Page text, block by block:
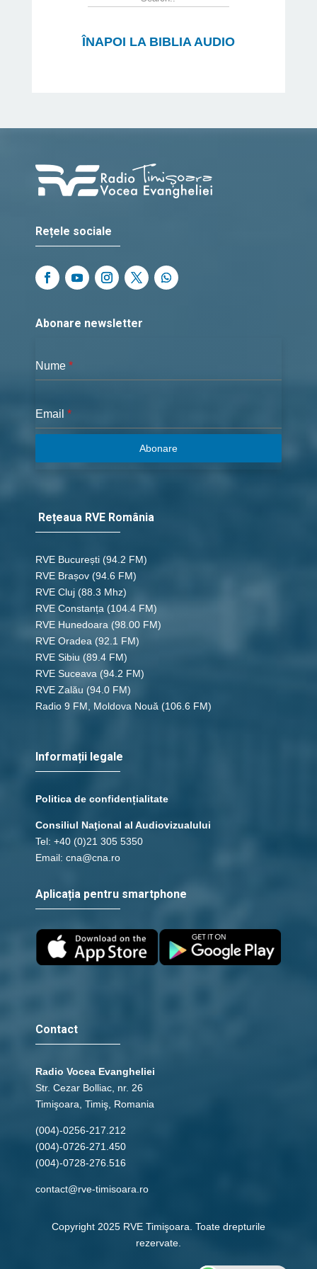
ÎNAPOI LA BIBLIA AUDIO
Rețele sociale
Abonare newsletter
Nume *
Email *
Abonare
Rețeaua RVE România
RVE București (94.2 FM)
RVE Brașov (94.6 FM)
RVE Cluj (88.3 Mhz)
RVE Constanța (104.4 FM)
RVE Hunedoara (98.00 FM)
RVE Oradea (92.1 FM)
RVE Sibiu (89.4 FM)
RVE Suceava (94.2 FM)
RVE Zalău (94.0 FM)
Radio 9 FM, Moldova Nouă (106.6 FM)
Informații legale
Politica de confidențialitate
Consiliul Naţional al Audiovizualului
Tel: +40 (0)21 305 5350
Email: cna@cna.ro
Aplicația pentru smartphone
Contact
Radio Vocea Evangheliei
Str. Cezar Bolliac, nr. 26
Timişoara, Timiş, Romania
(004)-0256-217.212
(004)-0726-271.450
(004)-0728-276.516
contact@rve-timisoara.ro
Copyright 2025 RVE Timişoara. Toate drepturile
rezervate.